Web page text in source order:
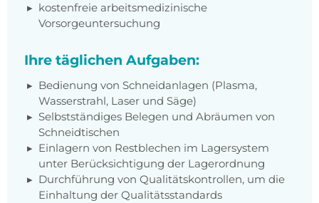
kostenfreie arbeitsmedizinische
Vorsorgeuntersuchung
Ihre täglichen Aufgaben:
Bedienung von Schneidanlagen (Plasma,
Wasserstrahl, Laser und Säge)
Selbstständiges Belegen und Abräumen von
Schneidtischen
Einlagern von Restblechen im Lagersystem
unter Berücksichtigung der Lagerordnung
Durchführung von Qualitätskontrollen, um die
Einhaltung der Qualitätsstandards